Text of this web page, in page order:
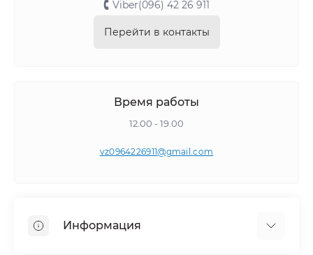
Viber(096) 42 26 911
Перейти в контакты
Время работы
12.00 - 19.00
vz0964226911@gmail.com
Информация